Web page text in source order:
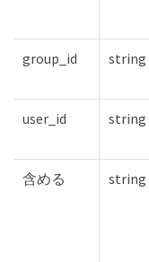
group_id string
user_id string
含める string